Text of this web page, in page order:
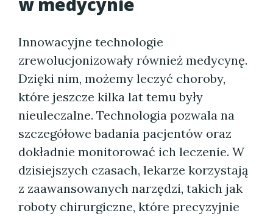
Innowacyjne technologie
zrewolucjonizowały również medycynę.
Dzięki nim, możemy leczyć choroby,
które jeszcze kilka lat temu były
nieuleczalne. Technologia pozwala na
szczegółowe badania pacjentów oraz
dokładnie monitorować ich leczenie. W
dzisiejszych czasach, lekarze korzystają
z zaawansowanych narzędzi, takich jak
roboty chirurgiczne, które precyzyjnie